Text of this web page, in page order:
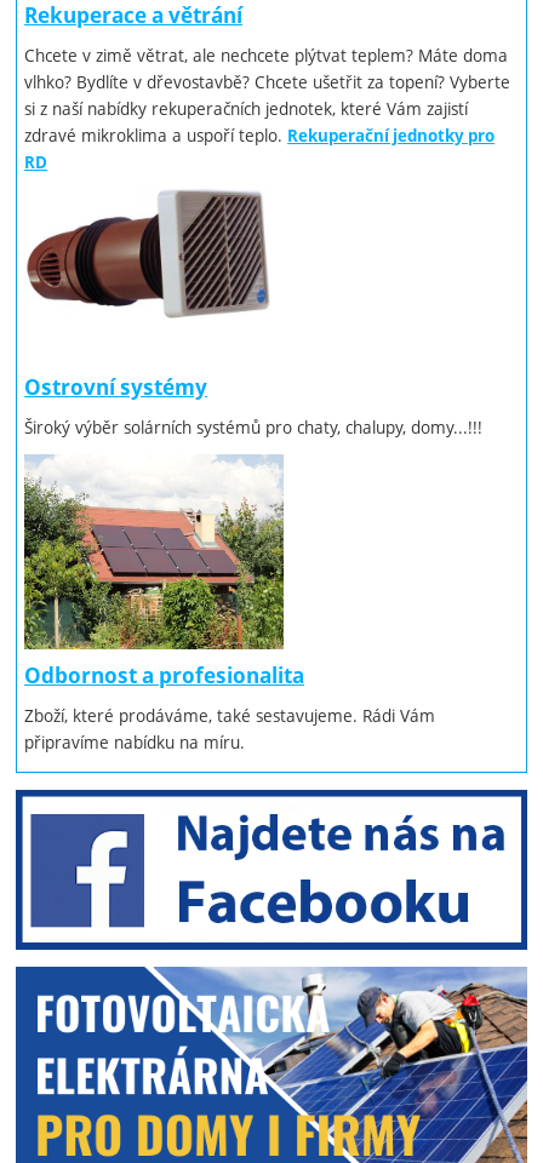
Rekuperace a větrání
Chcete v zimě větrat, ale nechcete plýtvat teplem? Máte doma
vlhko? Bydlíte v dřevostavbě? Chcete ušetřit za topení? Vyberte
si z naší nabídky rekuperačních jednotek, které Vám zajistí
zdravé mikroklima a uspoří teplo. Rekuperační jednotky pro
RD
Ostrovní systémy
Široký výběr solárních systémů pro chaty, chalupy, domy...!!!
Odbornost a profesionalita
Zboží, které prodáváme, také sestavujeme. Rádi Vám
připravíme nabídku na míru.